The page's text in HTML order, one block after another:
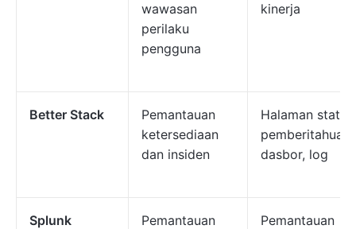
wawasan
perilaku
pengguna
kinerja
Better Stack
Pemantauan
ketersediaan
dan insiden
Halaman status,
pemberitahuan,
dasbor, log
Splunk
Pemantauan
Pemantauan